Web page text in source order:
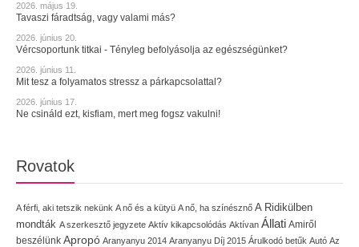
2026. május 19.
Tavaszi fáradtság, vagy valami más?
2026. június 20.
Vércsoportunk titkai - Tényleg befolyásolja az egészségünket?
2026. június 11.
Mit tesz a folyamatos stressz a párkapcsolattal?
2026. június 17.
Ne csináld ezt, kisfiam, mert meg fogsz vakulni!
Rovatok
A férfi, aki tetszik nekünk A nő és a kütyü A nő, ha színésznő A Ridikülben
mondták A szerkesztő jegyzete Aktív kikapcsolódás Aktívan Állati Amiről
beszélünk Apropó Aranyanyu 2014 Aranyanyu Díj 2015 Árulkodó betűk Autó Az